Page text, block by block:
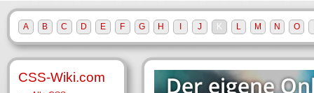
CSS-Wiki.com
A B C D E F G H J K L M N O